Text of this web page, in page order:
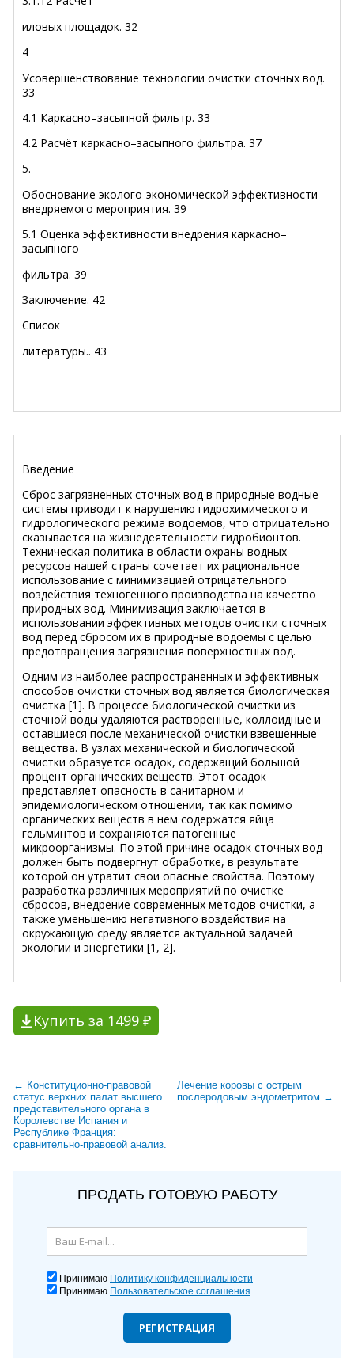
иловых площадок. 32
4
Усовершенствование технологии очистки сточных вод.
33
4.1 Каркасно–засыпной фильтр. 33
4.2 Расчёт каркасно–засыпного фильтра. 37
5.
Обоснование эколого-экономической эффективности
внедряемого мероприятия. 39
5.1 Оценка эффективности внедрения каркасно–
засыпного
фильтра. 39
Заключение. 42
Список
литературы.. 43
Введение
Сброс загрязненных сточных вод в природные водные
системы приводит к нарушению гидрохимического и
гидрологического режима водоемов, что отрицательно
сказывается на жизнедеятельности гидробионтов.
Техническая политика в области охраны водных
ресурсов нашей страны сочетает их рациональное
использование с минимизацией отрицательного
воздействия техногенного производства на качество
природных вод. Минимизация заключается в
использовании эффективных методов очистки сточных
вод перед сбросом их в природные водоемы с целью
предотвращения загрязнения поверхностных вод.
Одним из наиболее распространенных и эффективных
способов очистки сточных вод является биологическая
очистка [1]. В процессе биологической очистки из
сточной воды удаляются растворенные, коллоидные и
оставшиеся после механической очистки взвешенные
вещества. В узлах механической и биологической
очистки образуется осадок, содержащий большой
процент органических веществ. Этот осадок
представляет опасность в санитарном и
эпидемиологическом отношении, так как помимо
органических веществ в нем содержатся яйца
гельминтов и сохраняются патогенные
микроорганизмы. По этой причине осадок сточных вод
должен быть подвергнут обработке, в результате
которой он утратит свои опасные свойства. Поэтому
разработка различных мероприятий по очистке
сбросов, внедрение современных методов очистки, а
также уменьшению негативного воздействия на
окружающую среду является актуальной задачей
экологии и энергетики [1, 2].
Купить за 1499 ₽
← Конституционно-правовой
статус верхних палат высшего
представительного органа в
Королевстве Испания и
Республике Франция:
сравнительно-правовой анализ.
Лечение коровы с острым
послеродовым эндометритом →
ПРОДАТЬ ГОТОВУЮ РАБОТУ
Принимаю Политику конфиденциальности
Принимаю Пользовательское соглашения
РЕГИСТРАЦИЯ